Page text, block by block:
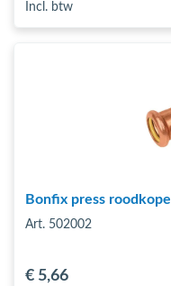
(Warmtepompen en
Incl. btw
Bonfix press
Art. 502002
€ 5,66